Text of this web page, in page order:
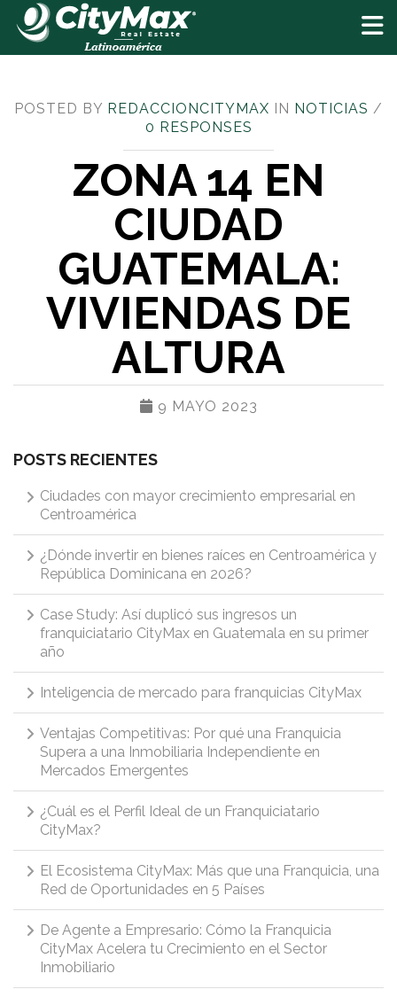
POSTED BY REDACCIONCITYMAX IN NOTICIAS /
0 RESPONSES
ZONA 14 EN
CIUDAD
GUATEMALA:
VIVIENDAS DE
ALTURA
9 MAYO 2023
POSTS RECIENTES
Ciudades con mayor crecimiento empresarial en
Centroamérica
¿Dónde invertir en bienes raíces en Centroamérica y
República Dominicana en 2026?
Case Study: Así duplicó sus ingresos un
franquiciatario CityMax en Guatemala en su primer
año
Inteligencia de mercado para franquicias CityMax
Ventajas Competitivas: Por qué una Franquicia
Supera a una Inmobiliaria Independiente en
Mercados Emergentes
¿Cuál es el Perfil Ideal de un Franquiciatario
CityMax?
El Ecosistema CityMax: Más que una Franquicia, una
Red de Oportunidades en 5 Países
De Agente a Empresario: Cómo la Franquicia
CityMax Acelera tu Crecimiento en el Sector
Inmobiliario